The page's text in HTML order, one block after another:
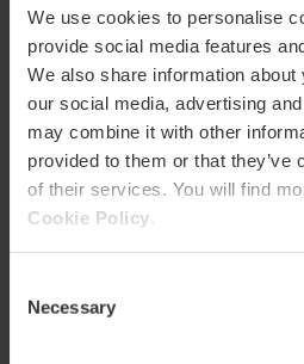
We use cookies to personalise
provide social media features
We also share information
our social media, advertising
may combine it with other
provided to them or that they’ve
of their services. You will find
Cookie Policy
Selection
Necessary
Activar